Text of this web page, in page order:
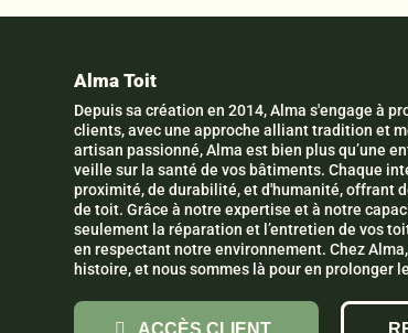
Alma Toit
Depuis sa création en 2014, Alma s'engage à
clients, avec une approche alliant tradition et
artisan passionné, Alma est bien plus qu’une
veille sur la santé de vos bâtiments. Chaque
proximité, de durabilité, et d'humanité, offrant
de toit. Grâce à notre expertise et à notre
seulement la réparation et l’entretien de vos
en respectant notre environnement. Chez
histoire, et nous sommes là pour en prolonger
ACCÈS CLIENT